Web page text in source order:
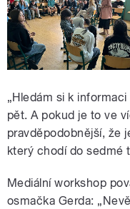
„Hledám si k
pět. A pokud je to ve
pravděpodobnější, že
který chodí do sedmé
Mediální workshop
osmačka Gerda: